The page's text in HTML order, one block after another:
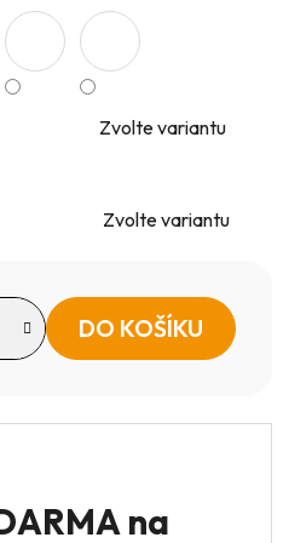
Zvolte variantu
Zvolte variantu
DO KOŠÍKU
na